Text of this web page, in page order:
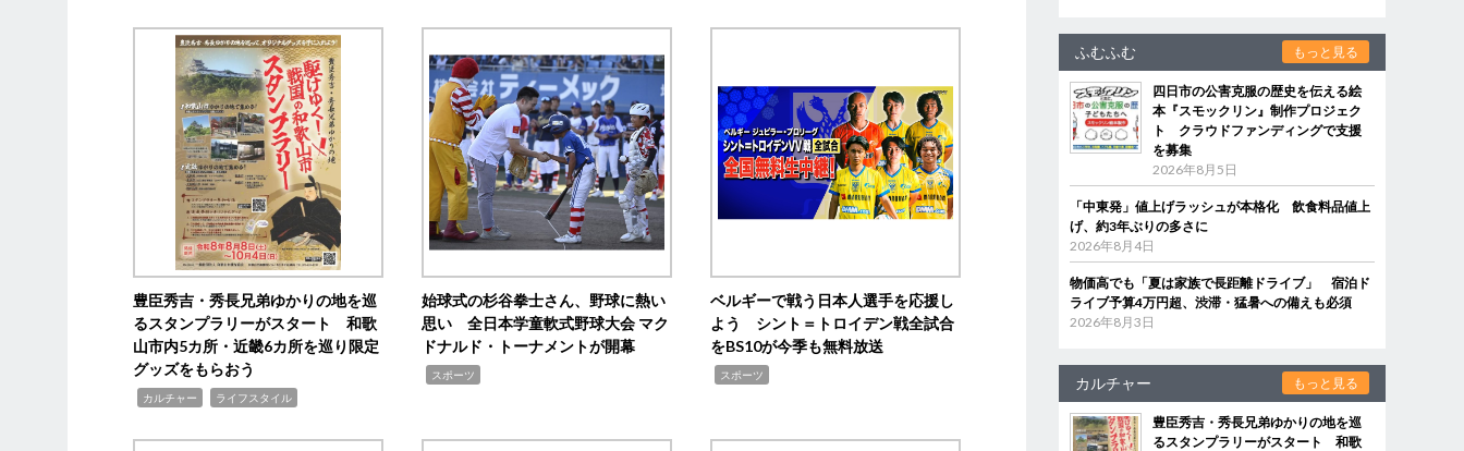
豊臣秀吉・秀長兄弟ゆかりの地を巡
るスタンプラリーがスタート 和歌
山市内5カ所・近畿6カ所を巡り限定
グッズをもらおう
カルチャー ライフスタイル
始球式の杉谷拳士さん、野球に熱い
思い 全日本学童軟式野球大会 マク
ドナルド・トーナメントが開幕
スポーツ
ベルギーで戦う日本人選手を応援し
よう シント＝トロイデン戦全試合
をBS10が今季も無料放送
スポーツ
ふむふむ もっと見る
四日市の公害克服の歴史を伝える絵
本『スモックリン』制作プロジェク
ト クラウドファンディングで支援
を募集
2026年8月5日
「中東発」値上げラッシュが本格化 飲食料品値上
げ、約3年ぶりの多さに
2026年8月4日
物価高でも「夏は家族で長距離ドライブ」 宿泊ド
ライブ予算4万円超、渋滞・猛暑への備えも必須
2026年8月3日
カルチャー もっと見る
豊臣秀吉・秀長兄弟ゆかりの地を巡
るスタンプラリーがスタート 和歌